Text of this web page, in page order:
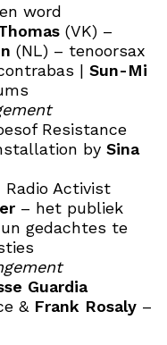
word
(VK) –
(NL) – tenoorsax
| Sun-Mi
Resistance
by Sina
Radio Activist
– het publiek
gedachtes te
Guardia
& Frank Rosaly –